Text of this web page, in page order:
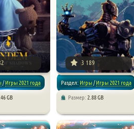
/Игры 2021 года
GB
3 189
Раздел: Игры/Игры 2021 года
Размер: 2.88 GB